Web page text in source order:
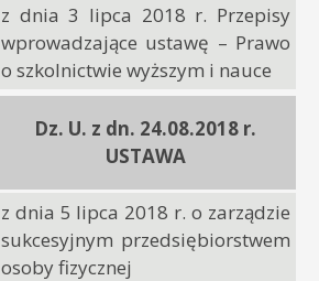
z dnia 3 lipca 2018 r. Przepisy
wprowadzające ustawę – Prawo
o szkolnictwie wyższym i nauce
Dz. U. z dn. 24.08.2018 r.
USTAWA
z dnia 5 lipca 2018 r. o zarządzie
sukcesyjnym przedsiębiorstwem
osoby fizycznej